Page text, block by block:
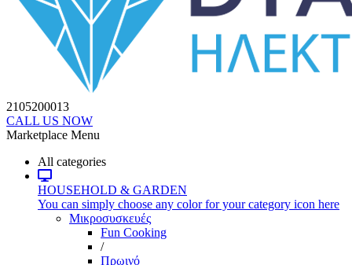
2105200013
CALL US NOW
Marketplace Menu
All categories
HOUSEHOLD & GARDEN
You can simply choose any color for your category icon here
Μικροσυσκευές
Fun Cooking
/
Πρωινό